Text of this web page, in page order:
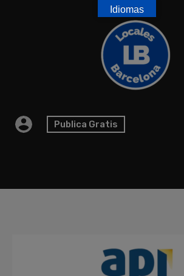
Publica Gratis
Idiomas